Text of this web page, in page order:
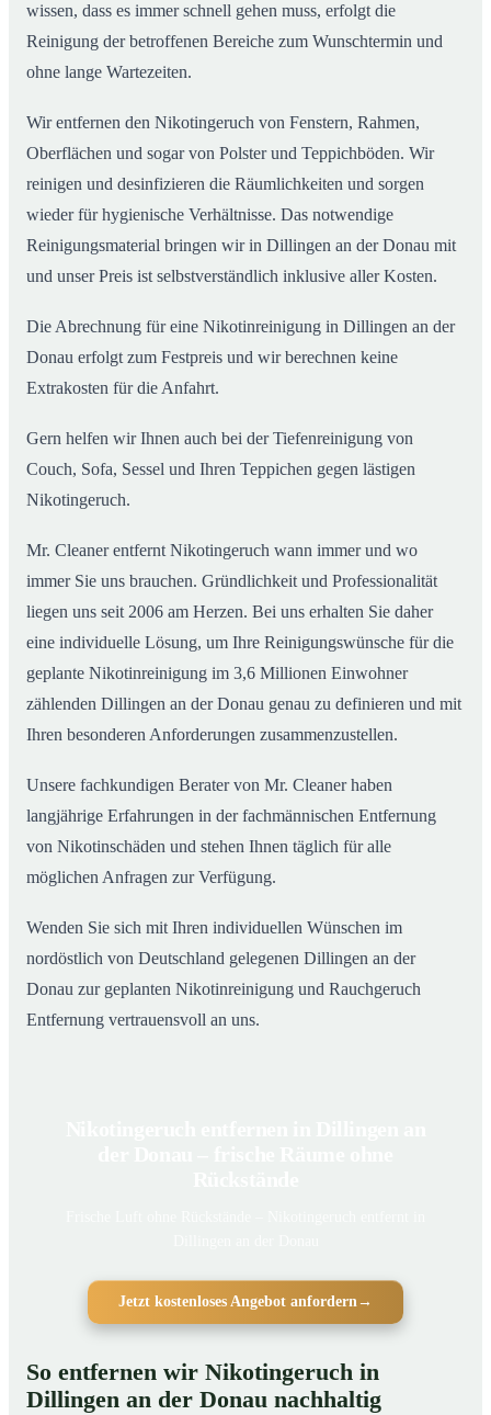
wissen, dass es immer schnell gehen muss, erfolgt die
Reinigung der betroffenen Bereiche zum Wunschtermin und
ohne lange Wartezeiten.
Wir entfernen den Nikotingeruch von Fenstern, Rahmen,
Oberflächen und sogar von Polster und Teppichböden. Wir
reinigen und desinfizieren die Räumlichkeiten und sorgen
wieder für hygienische Verhältnisse. Das notwendige
Reinigungsmaterial bringen wir in Dillingen an der Donau mit
und unser Preis ist selbstverständlich inklusive aller Kosten.
Die Abrechnung für eine Nikotinreinigung in Dillingen an der
Donau erfolgt zum Festpreis und wir berechnen keine
Extrakosten für die Anfahrt.
Gern helfen wir Ihnen auch bei der Tiefenreinigung von
Couch, Sofa, Sessel und Ihren Teppichen gegen lästigen
Nikotingeruch.
Mr. Cleaner entfernt Nikotingeruch wann immer und wo
immer Sie uns brauchen. Gründlichkeit und Professionalität
liegen uns seit 2006 am Herzen. Bei uns erhalten Sie daher
eine individuelle Lösung, um Ihre Reinigungswünsche für die
geplante Nikotinreinigung im 3,6 Millionen Einwohner
zählenden Dillingen an der Donau genau zu definieren und mit
Ihren besonderen Anforderungen zusammenzustellen.
Unsere fachkundigen Berater von Mr. Cleaner haben
langjährige Erfahrungen in der fachmännischen Entfernung
von Nikotinschäden und stehen Ihnen täglich für alle
möglichen Anfragen zur Verfügung.
Wenden Sie sich mit Ihren individuellen Wünschen im
nordöstlich von Deutschland gelegenen Dillingen an der
Donau zur geplanten Nikotinreinigung und Rauchgeruch
Entfernung vertrauensvoll an uns.
Jetzt kostenloses Angebot anfordern→
So entfernen wir Nikotingeruch in
Dillingen an der Donau nachhaltig